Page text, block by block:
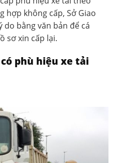
hợp không cấp, Sở Giao
bằng văn bản để cá
sơ xin cấp lại.
phù hiệu xe tải